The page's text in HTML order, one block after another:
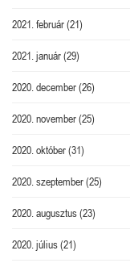
2021. február(21)
2021. január(29)
2020. december(26)
2020. november(25)
2020. október(31)
2020. szeptember(25)
2020. augusztus(23)
2020. július(21)